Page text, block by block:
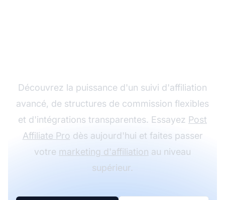
Découvrez la puissance d'un suivi d'affiliation
avancé, de structures de commission flexibles
et d'intégrations transparentes. Essayez Post
Affiliate Pro dès aujourd'hui et faites passer
votre marketing d'affiliation au niveau
supérieur.